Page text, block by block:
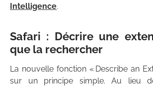
Intelligence.
Safari : Décrire une
que la rechercher
La nouvelle fonction « Describe an
sur un principe simple. Au lieu